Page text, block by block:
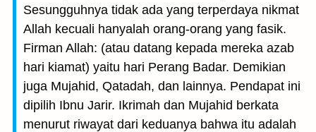
Sesungguhnya tidak ada yang terperdaya nikmat
Allah kecuali hanyalah orang-orang yang fasik.
Firman Allah: (atau datang kepada mereka azab
hari kiamat) yaitu hari Perang Badar. Demikian
juga Mujahid, Qatadah, dan lainnya. Pendapat ini
dipilih Ibnu Jarir. Ikrimah dan Mujahid berkata
menurut riwayat dari keduanya bahwa itu adalah